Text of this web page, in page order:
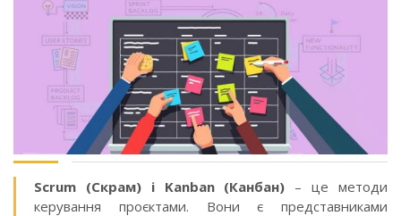
Scrum (Скрам) і Kanban (Канбан) – це методи
керування проєктами. Вони є представниками